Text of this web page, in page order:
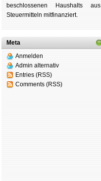
be­schlos­se­nen Haus­halts aus
Steu­er­mitteln mit­fi­nan­ziert.
Meta
Anmelden
Admin alternativ
Entries (RSS)
Comments (RSS)